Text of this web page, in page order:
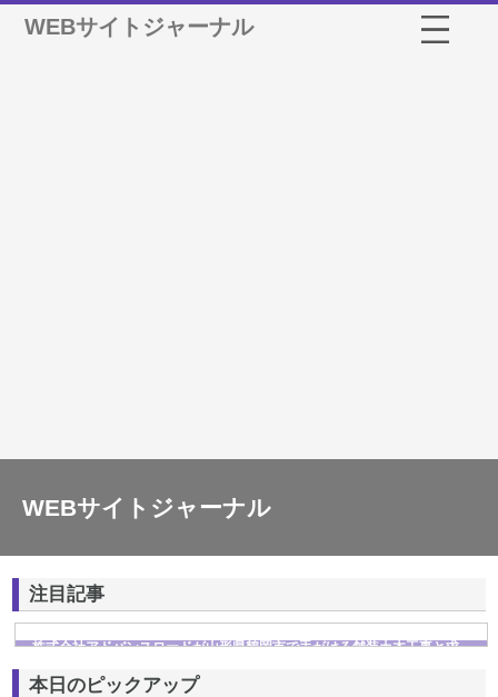
WEBサイトジャーナル
WEBサイトジャーナル
注目記事
株式会社アドバンスロードが山形県鶴岡市で手がける舗装土木工事と求
本日のピックアップ